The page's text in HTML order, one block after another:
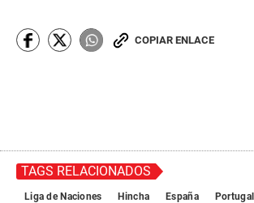
COPIAR ENLACE
TAGS RELACIONADOS
Liga de Naciones Hincha España Portugal